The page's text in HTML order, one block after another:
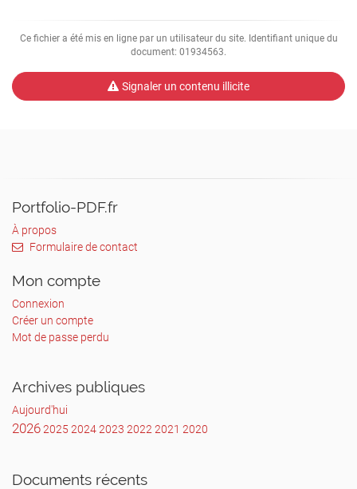
Ce fichier a été mis en ligne par un utilisateur du site. Identifiant unique du
document: 01934563.
Signaler un contenu illicite
Portfolio-PDF.fr
À propos
Formulaire de contact
Mon compte
Connexion
Créer un compte
Mot de passe perdu
Archives publiques
Aujourd'hui
20262025 20242023 20222021 2020
Documents récents